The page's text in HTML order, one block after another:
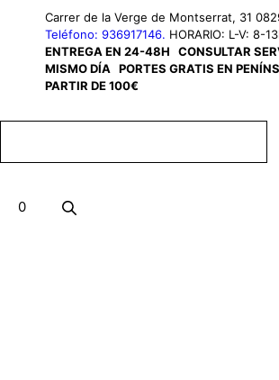
contenido
Carrer de la Verge de Montserrat, 31
Teléfono: 936917146. HORARIO: L-V: 8-
ENTREGA EN 24-48H CONSULTAR
MISMO DÍA PORTES GRATIS EN
PARTIR DE 100€
0